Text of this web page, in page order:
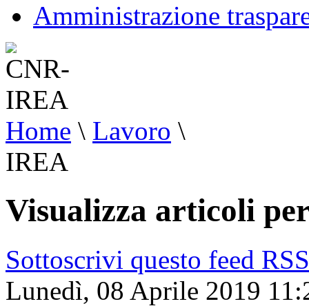
Amministrazione
Home \ Lavoro \
IREA
Visualizza articoli
Sottoscrivi questo feed RSS
Lunedì, 08 Aprile 2019